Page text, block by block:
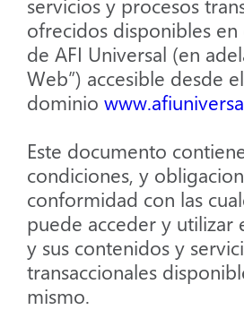
servicios y procesos
ofrecidos disponibles
de AFI Universal (en
Web”) accesible desde
dominio
Este documento
condiciones, y
conformidad con las
puede acceder y utilizar
y sus contenidos y
transaccionales
mismo.